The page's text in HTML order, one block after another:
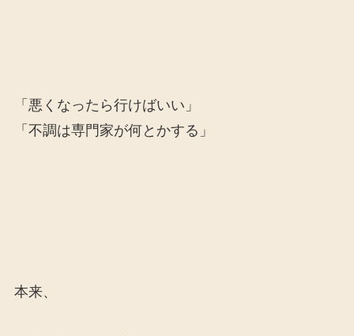
「悪くなったら行けばいい」
「不調は専門家が何とかする」
本来、